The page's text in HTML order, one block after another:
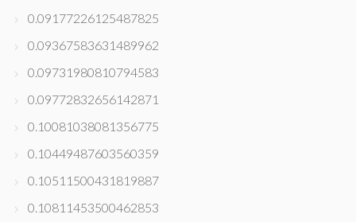
0.09177226125487825
0.09367583631489962
0.09731980810794583
0.09772832656142871
0.10081038081356775
0.10449487603560359
0.10511500431819887
0.10811453500462853